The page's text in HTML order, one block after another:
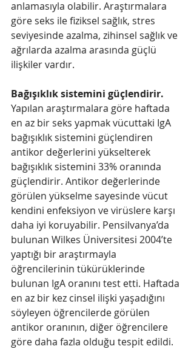
anlamasıyla olabilir. Araştırmalara
göre seks ile fiziksel sağlık, stres
seviyesinde azalma, zihinsel sağlık ve
ağrılarda azalma arasında güçlü
ilişkiler vardır.
Bağışıklık sistemini güçlendirir.
Yapılan araştırmalara göre haftada
en az bir seks yapmak vücuttaki IgA
bağışıklık sistemini güçlendiren
antikor değerlerini yükselterek
bağışıklık sistemini 33% oranında
güçlendirir. Antikor değerlerinde
görülen yükselme sayesinde vücut
kendini enfeksiyon ve virüslere karşı
daha iyi koruyabilir. Pensilvanya’da
bulunan Wilkes Üniversitesi 2004’te
yaptığı bir araştırmayla
öğrencilerinin tükürüklerinde
bulunan IgA oranını test etti. Haftada
en az bir kez cinsel ilişki yaşadığını
söyleyen öğrencilerde görülen
antikor oranının, diğer öğrencilere
göre daha fazla olduğu tespit edildi.